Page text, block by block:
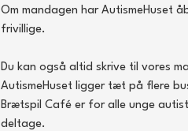
Om mandagen har AutismeHuset
frivillige.
Du kan også altid skrive til vores
AutismeHuset ligger tæt på flere
Brætspil Café er for alle unge
deltage.